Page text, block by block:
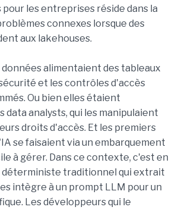
les entreprises réside dans la
connexes lorsque des
aux lakehouses.
alimentaient des tableaux
et les contrôles d'accès
Ou bien elles étaient
data analysts, qui les manipulaient
droits d'accès. Et les premiers
se faisaient via un embarquement
à gérer. Dans ce contexte, c'est en
traditionnel qui extrait
intègre à un prompt LLM pour un
Les développeurs qui le